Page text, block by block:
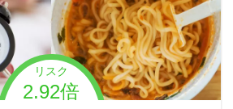
リスク
2.92倍